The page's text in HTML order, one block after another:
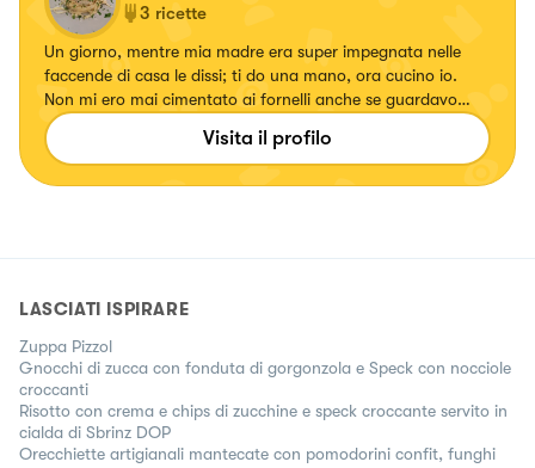
3 ricette
Un giorno, mentre mia madre era super impegnata nelle
faccende di casa le dissi; ti do una mano, ora cucino io.
Non mi ero mai cimentato ai fornelli anche se guardavo
spesso i miei mentre cucinavano e fu così che scoprii che
non solo ero capace, ma che cucinare mi metteva allegria
Visita il profilo
LASCIATI ISPIRARE
Zuppa Pizzol
Gnocchi di zucca con fonduta di gorgonzola e Speck con nocciole
croccanti
Risotto con crema e chips di zucchine e speck croccante servito in
cialda di Sbrinz DOP
Orecchiette artigianali mantecate con pomodorini confit, funghi